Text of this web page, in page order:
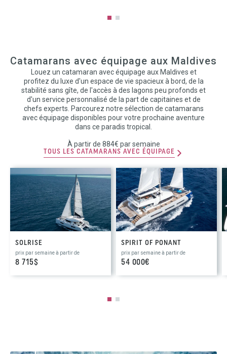
Catamarans avec équipage aux Maldives
Louez un catamaran avec équipage aux Maldives et
profitez du luxe d'un espace de vie spacieux à bord, de la
stabilité sans gîte, de l'accès à des lagons peu profonds et
d'un service personnalisé de la part de capitaines et de
chefs experts. Parcourez notre sélection de catamarans
avec équipage disponibles pour votre prochaine aventure
dans ce paradis tropical.
À partir de 884€ par semaine
TOUS LES CATAMARANS AVEC ÉQUIPAGE
SOLRISE
prix par semaine à partir de
8 715$
SPIRIT OF PONANT
prix par semaine à partir de
54 000€